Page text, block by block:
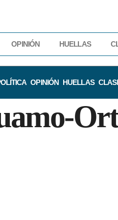
OPINIÓN HUELLAS
OPINIÓN HUELLAS